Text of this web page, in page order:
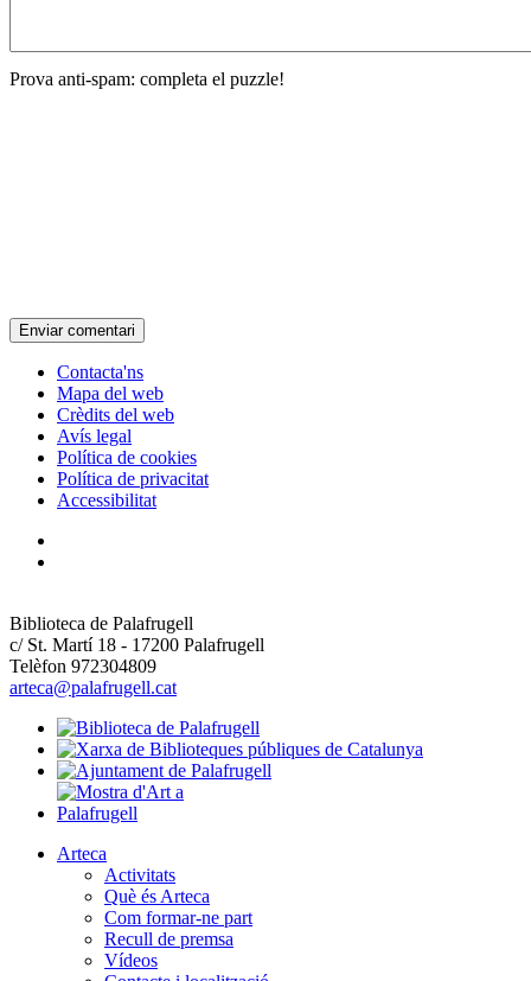
Prova anti-spam: completa el puzzle!
Contacta'ns
Mapa del web
Crèdits del web
Avís legal
Política de cookies
Política de privacitat
Accessibilitat
Biblioteca de Palafrugell
c/ St. Martí 18 - 17200 Palafrugell
Telèfon 972304809
arteca@palafrugell.cat
Arteca
Activitats
Què és Arteca
Com formar-ne part
Recull de premsa
Vídeos